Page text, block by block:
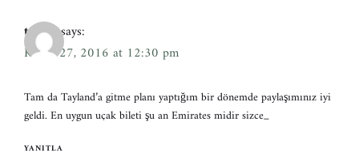
taylansays:
Kasım 27, 2016 at 12:30 pm
Tam da Tayland’a gitme planı yaptığım bir dönemde paylaşımınız iyi
geldi. En uygun uçak bileti şu an Emirates midir sizce_
YANITLA